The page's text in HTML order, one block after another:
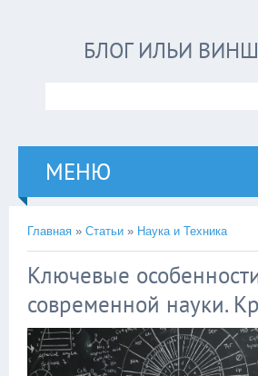
БЛОГ ИЛЬИ
МЕНЮ
Главная » Статьи » Наука и Техника
Ключевые
современной науки.